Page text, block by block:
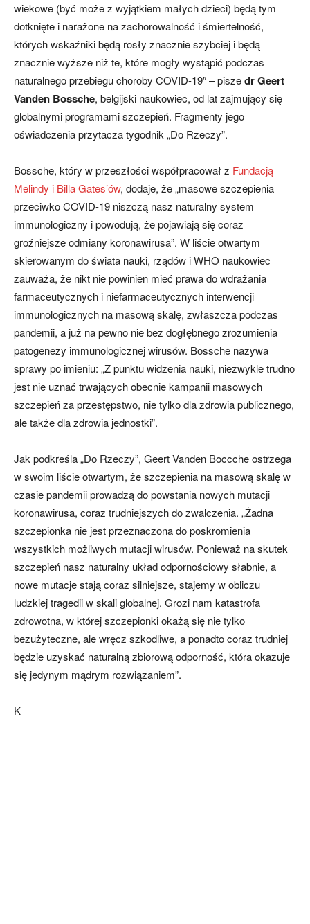
wiekowe (być może z wyjątkiem małych dzieci) będą tym
dotknięte i narażone na zachorowalność i śmiertelność,
których wskaźniki będą rosły znacznie szybciej i będą
znacznie wyższe niż te, które mogły wystąpić podczas
naturalnego przebiegu choroby COVID-19″ – piszedr Geert
Vanden Bossche, belgijski naukowiec, od lat zajmujący się
globalnymi programami szczepień. Fragmenty jego
oświadczenia przytacza tygodnik „Do Rzeczy”.
Bossche, który w przeszłości współpracował z Fundacją
Melindy i Billa Gates’ów, dodaje, że „masowe szczepienia
przeciwko COVID-19 niszczą nasz naturalny system
immunologiczny i powodują, że pojawiają się coraz
groźniejsze odmiany koronawirusa”. W liście otwartym
skierowanym do świata nauki, rządów i WHO naukowiec
zauważa, że nikt nie powinien mieć prawa do wdrażania
farmaceutycznych i niefarmaceutycznych interwencji
immunologicznych na masową skalę, zwłaszcza podczas
pandemii, a już na pewno nie bez dogłębnego zrozumienia
patogenezy immunologicznej wirusów. Bossche nazywa
sprawy po imieniu: „Z punktu widzenia nauki, niezwykle trudno
jest nie uznać trwających obecnie kampanii masowych
szczepień za przestępstwo, nie tylko dla zdrowia publicznego,
ale także dla zdrowia jednostki”.
Jak podkreśla „Do Rzeczy”, Geert Vanden Boccche ostrzega
w swoim liście otwartym, że szczepienia na masową skalę w
czasie pandemii prowadzą do powstania nowych mutacji
koronawirusa, coraz trudniejszych do zwalczenia. „Żadna
szczepionka nie jest przeznaczona do poskromienia
wszystkich możliwych mutacji wirusów. Ponieważ na skutek
szczepień nasz naturalny układ odpornościowy słabnie, a
nowe mutacje stają coraz silniejsze, stajemy w obliczu
ludzkiej tragedii w skali globalnej. Grozi nam katastrofa
zdrowotna, w której szczepionki okażą się nie tylko
bezużyteczne, ale wręcz szkodliwe, a ponadto coraz trudniej
będzie uzyskać naturalną zbiorową odporność, która okazuje
się jedynym mądrym rozwiązaniem”.
K